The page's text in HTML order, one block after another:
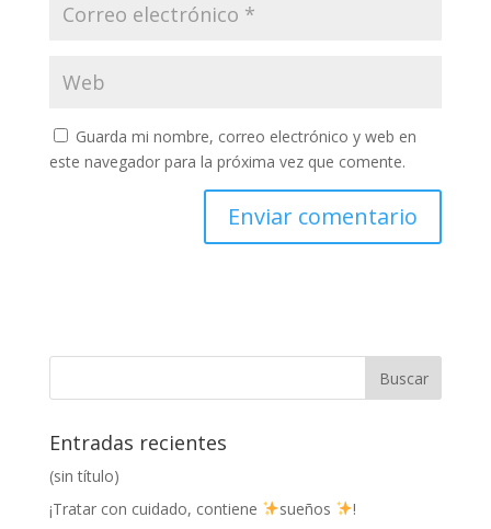
Guarda mi nombre, correo electrónico y web en
este navegador para la próxima vez que comente.
Entradas recientes
(sin título)
¡Tratar con cuidado, contiene
sueños
!